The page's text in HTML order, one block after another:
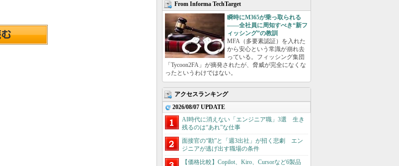
From Informa TechTarget
瞬時にM365が乗っ取られる
――全社員に周知すべき“新フ
ィッシング”の教訓
MFA（多要素認証）を入れた
から安心という常識が崩れ去
っている。フィッシング集団
「Tycoon2FA」が摘発されたが、脅威が完全になくな
ったというわけではない。
アクセスランキング
2026/08/07 UPDATE
AI時代に消えない「エンジニア職」3選 生き
残るのは“あれ”な仕事
面接官の“勘”と「週3出社」が招く悲劇 エン
ジニアが逃げ出す職場の条件
【価格比較】Copilot、Kiro、Cursorなど6製品